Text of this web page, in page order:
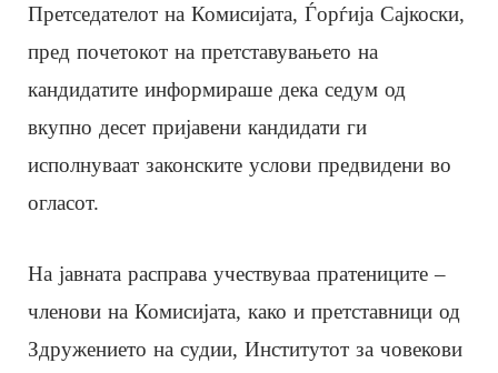
Претседателот на Комисијата, Ѓорѓија Сајкоски,
пред почетокот на претставувањето на
кандидатите информираше дека седум од
вкупно десет пријавени кандидати ги
исполнуваат законските услови предвидени во
огласот.
На јавната расправа учествуваа пратениците –
членови на Комисијата, како и претставници од
Здружението на судии, Институтот за човекови